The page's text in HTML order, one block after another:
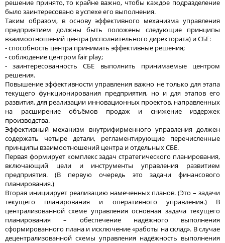
решение принято, то крайне важно, чтобы каждое подразделение
было заинтересовано в успехе его выполнения.
Таким образом, в основу эффективного механизма управления
предприятием должны быть положены следующие принципы
взаимоотношений центра (исполнительного директората) и СБЕ:
- способность центра принимать эффективные решения;
- соблюдение центром fair play;
- заинтересованность СБЕ выполнить принимаемые центром
решения.
Повышение эффективности управления важно не только для этапа
текущего функционирования предприятия, но и для этапов его
развития, для реализации инновационных проектов, направленных
на расширение объёмов продаж и снижение издержек
производства.
Эффективный механизм внутрифирменного управления должен
содержать четыре детали, регламентирующие перечисленные
принципы взаимоотношений центра и отдельных СБЕ.
Первая формирует комплекс задач стратегического планирования,
включающий цели и инструменты управления развитием
предприятия. (В первую очередь это задачи финансового
планирования.)
Вторая инициирует реализацию намеченных планов. (Это – задачи
текущего планирования и оперативного управления.) В
централизованной схеме управления основная задача текущего
планирования – обеспечение надёжного выполнения
сформированного плана и исключение «работы на склад». В случае
децентрализованной схемы управления надёжность выполнения